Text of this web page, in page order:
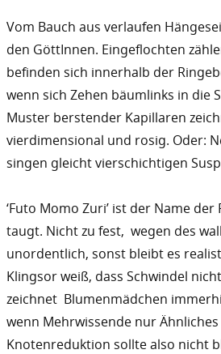
Vom Bauch aus verlaufen
den GöttInnen. Eingeflochten
befinden sich innerhalb der
wenn sich Zehen bäumlinks in die
Muster berstender Kapillaren
vierdimensional und rosig. Oder:
singen gleicht vierschichtigen
‘Futo Momo Zuri’ ist der Name
taugt. Nicht zu fest, wegen des
unordentlich, sonst bleibt es
Klingsor weiß, dass Schwindel
zeichnet Blumenmädchen
wenn Mehrwissende nur
Knotenreduktion sollte also nicht